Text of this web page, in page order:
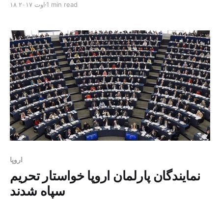
معرفی کرده است و مقامات این کشور اعلام کرده اند که در
۱۸ اوت ۲۰۱۷ 1 min read
اروپا
نمایندگان پارلمان اروپا خواستار تحریم
سپاه شدند